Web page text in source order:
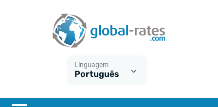
Linguagem
Português
O que é a inflação do IPC?
O que é a inflação do IHPC?
Taxas Euribor históricas
Taxas ESTER históricas
Calculadora de inflação